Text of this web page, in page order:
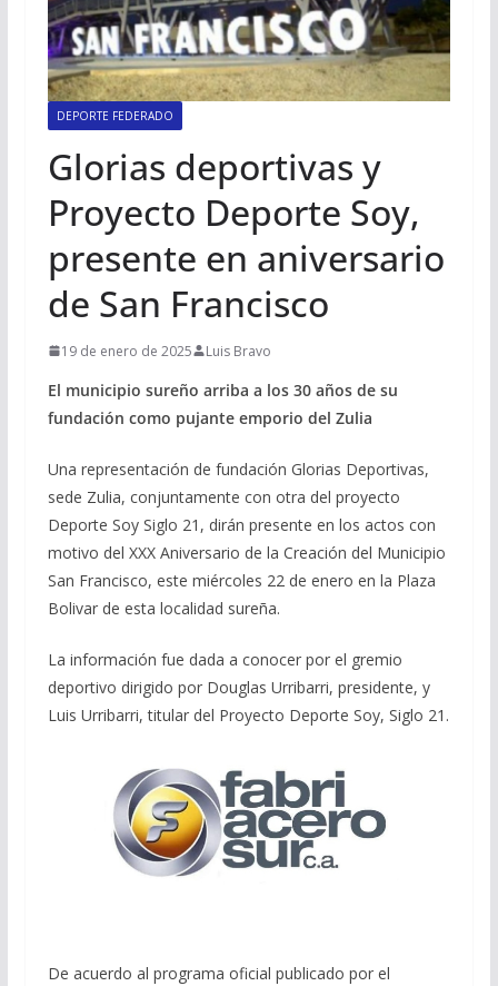
DEPORTE FEDERADO
Glorias deportivas y
Proyecto Deporte Soy,
presente en aniversario
de San Francisco
19 de enero de 2025 Luis Bravo
El municipio sureño arriba a los 30 años de su
fundación como pujante emporio del Zulia
Una representación de fundación Glorias Deportivas,
sede Zulia, conjuntamente con otra del proyecto
Deporte Soy Siglo 21, dirán presente en los actos con
motivo del XXX Aniversario de la Creación del Municipio
San Francisco, este miércoles 22 de enero en la Plaza
Bolivar de esta localidad sureña.
La información fue dada a conocer por el gremio
deportivo dirigido por Douglas Urribarri, presidente, y
Luis Urribarri, titular del Proyecto Deporte Soy, Siglo 21.
De acuerdo al programa oficial publicado por el